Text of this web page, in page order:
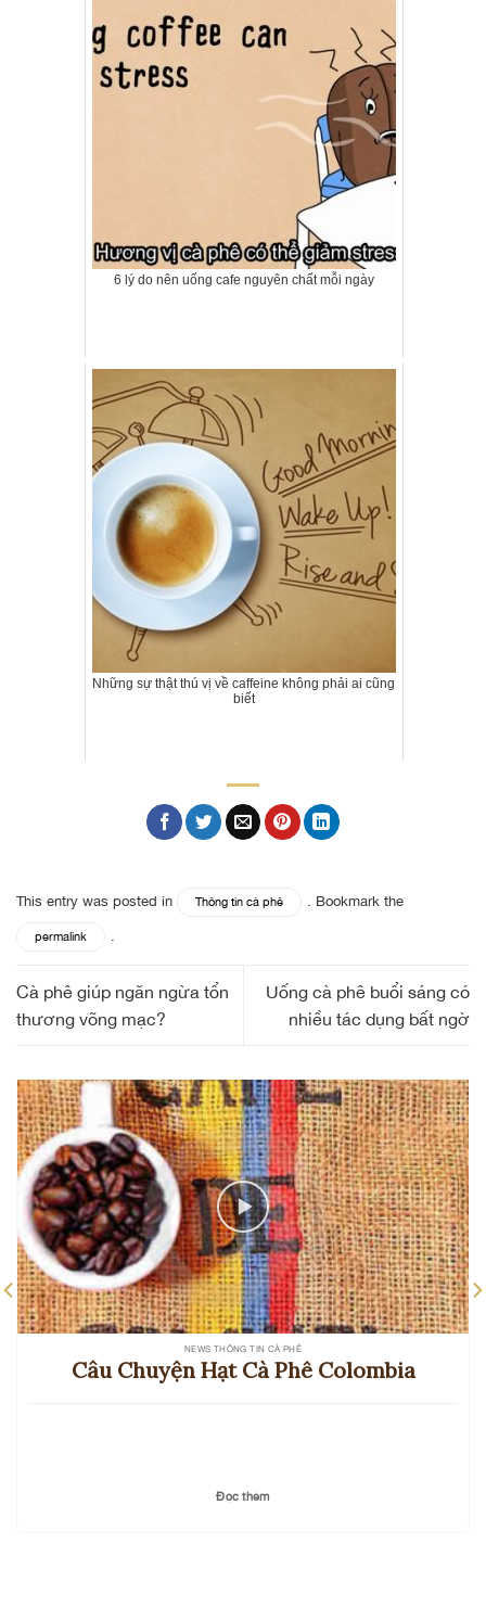
6 lý do nên uống cafe nguyên chất mỗi ngày
Những sự thật thú vị về caffeine không phải ai cũng
biết
This entry was posted in Thông tin cà phê . Bookmark the
permalink
Cà phê giúp ngăn ngừa tổn
thương võng mạc?
Uống cà phê buổi sáng có
nhiều tác dụng bất ngờ
NEWS THÔNG TIN CÀ PHÊ
Câu Chuyện Hạt Cà Phê Colombia
Đọc thêm